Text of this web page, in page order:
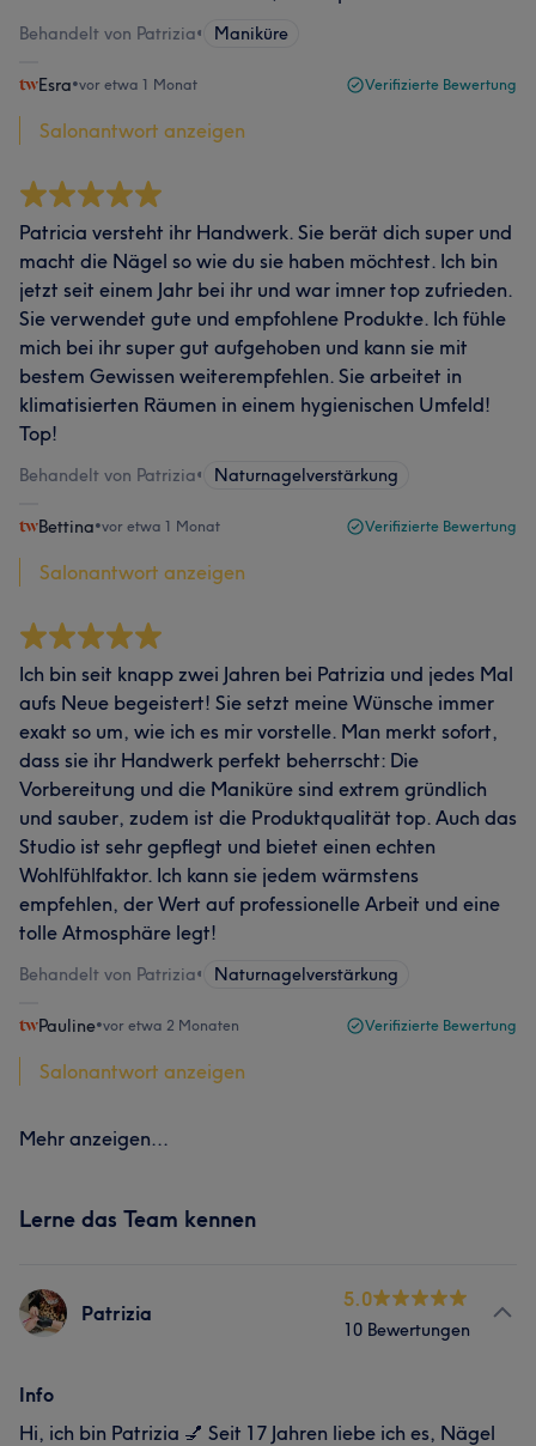
Behandelt von Patrizia• Maniküre
Esra•vor etwa 1 Monat Verifizierte Bewertung
Salonantwort anzeigen
Patricia versteht ihr Handwerk. Sie berät dich super und
macht die Nägel so wie du sie haben möchtest. Ich bin
jetzt seit einem Jahr bei ihr und war imner top zufrieden.
Sie verwendet gute und empfohlene Produkte. Ich fühle
mich bei ihr super gut aufgehoben und kann sie mit
bestem Gewissen weiterempfehlen. Sie arbeitet in
klimatisierten Räumen in einem hygienischen Umfeld!
Top!
Behandelt von Patrizia• Naturnagelverstärkung
Bettina•vor etwa 1 Monat Verifizierte Bewertung
Salonantwort anzeigen
Ich bin seit knapp zwei Jahren bei Patrizia und jedes Mal
aufs Neue begeistert! Sie setzt meine Wünsche immer
exakt so um, wie ich es mir vorstelle. Man merkt sofort,
dass sie ihr Handwerk perfekt beherrscht: Die
Vorbereitung und die Maniküre sind extrem gründlich
und sauber, zudem ist die Produktqualität top. Auch das
Studio ist sehr gepflegt und bietet einen echten
Wohlfühlfaktor. Ich kann sie jedem wärmstens
empfehlen, der Wert auf professionelle Arbeit und eine
tolle Atmosphäre legt!
Behandelt von Patrizia• Naturnagelverstärkung
Pauline•vor etwa 2 Monaten Verifizierte Bewertung
Salonantwort anzeigen
Mehr anzeigen...
Lerne das Team kennen
Patrizia
5.0
10 Bewertungen
Info
Hi, ich bin Patrizia 💅 Seit 17 Jahren liebe ich es, Nägel